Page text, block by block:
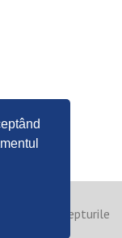
Toate drepturile